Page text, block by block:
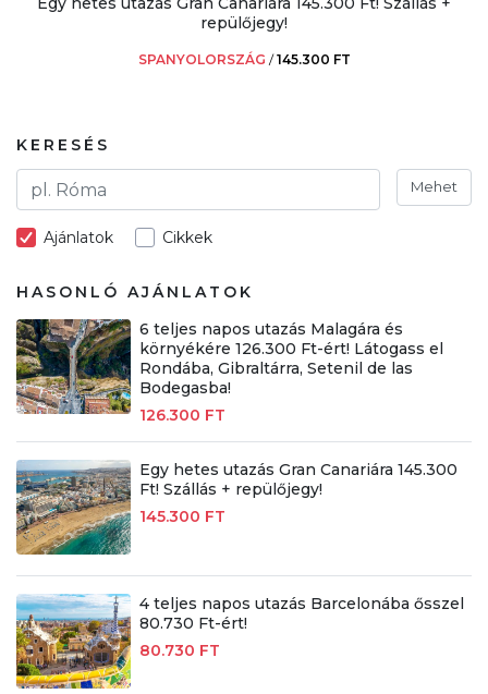
repülőjegy!
SPANYOLORSZÁG /145.300 FT
KERESÉS
Mehet
Ajánlatok Cikkek
HASONLÓ AJÁNLATOK
6 teljes napos utazás Malagára és
környékére 126.300 Ft-ért! Látogass el
Rondába, Gibraltárra, Setenil de las
Bodegasba!
126.300 FT
Egy hetes utazás Gran Canariára 145.300
Ft! Szállás + repülőjegy!
145.300 FT
4 teljes napos utazás Barcelonába ősszel
80.730 Ft-ért!
80.730 FT